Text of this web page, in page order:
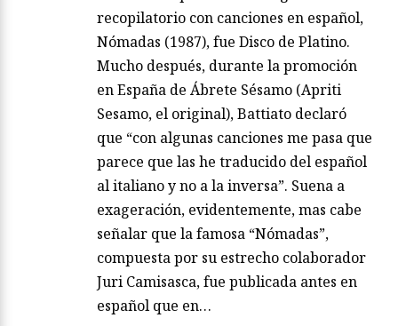
recopilatorio con canciones en español,
Nómadas (1987), fue Disco de Platino.
Mucho después, durante la promoción
en España de Ábrete Sésamo (Apriti
Sesamo, el original), Battiato declaró
que “con algunas canciones me pasa que
parece que las he traducido del español
al italiano y no a la inversa”. Suena a
exageración, evidentemente, mas cabe
señalar que la famosa “Nómadas”,
compuesta por su estrecho colaborador
Juri Camisasca, fue publicada antes en
español que en…